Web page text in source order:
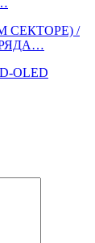
СЕКТОРЕ) /
РЯДА…
OLED